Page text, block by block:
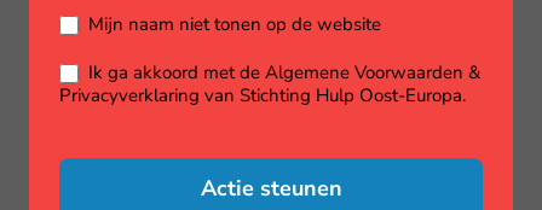
Mijn naam niet tonen op de website
Ik ga akkoord met de Algemene Voorwaarden &
Privacyverklaring van Stichting Hulp Oost-Europa.
Actie steunen